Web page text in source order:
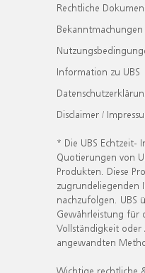
Rechtliche
Bekanntmachungen
Information zu UBS
Disclaimer /
* Die UBS Echtzeit-
Quotierungen von
Produkten. Diese
zugrundeliegenden
nachzufolgen. UBS
Gewährleistung für
Vollständigkeit oder
angewandten